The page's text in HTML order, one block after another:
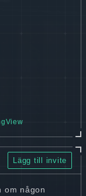
Lägg till invite
om någon